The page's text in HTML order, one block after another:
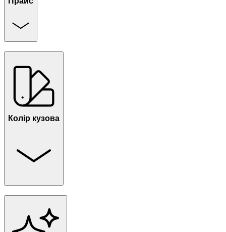
Колір кузова